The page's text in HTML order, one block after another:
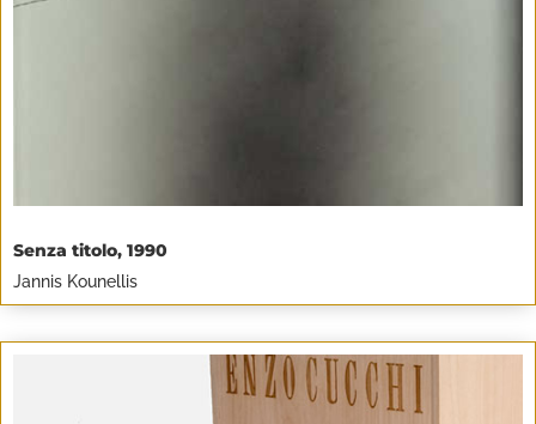
Senza titolo, 1990
Jannis Kounellis